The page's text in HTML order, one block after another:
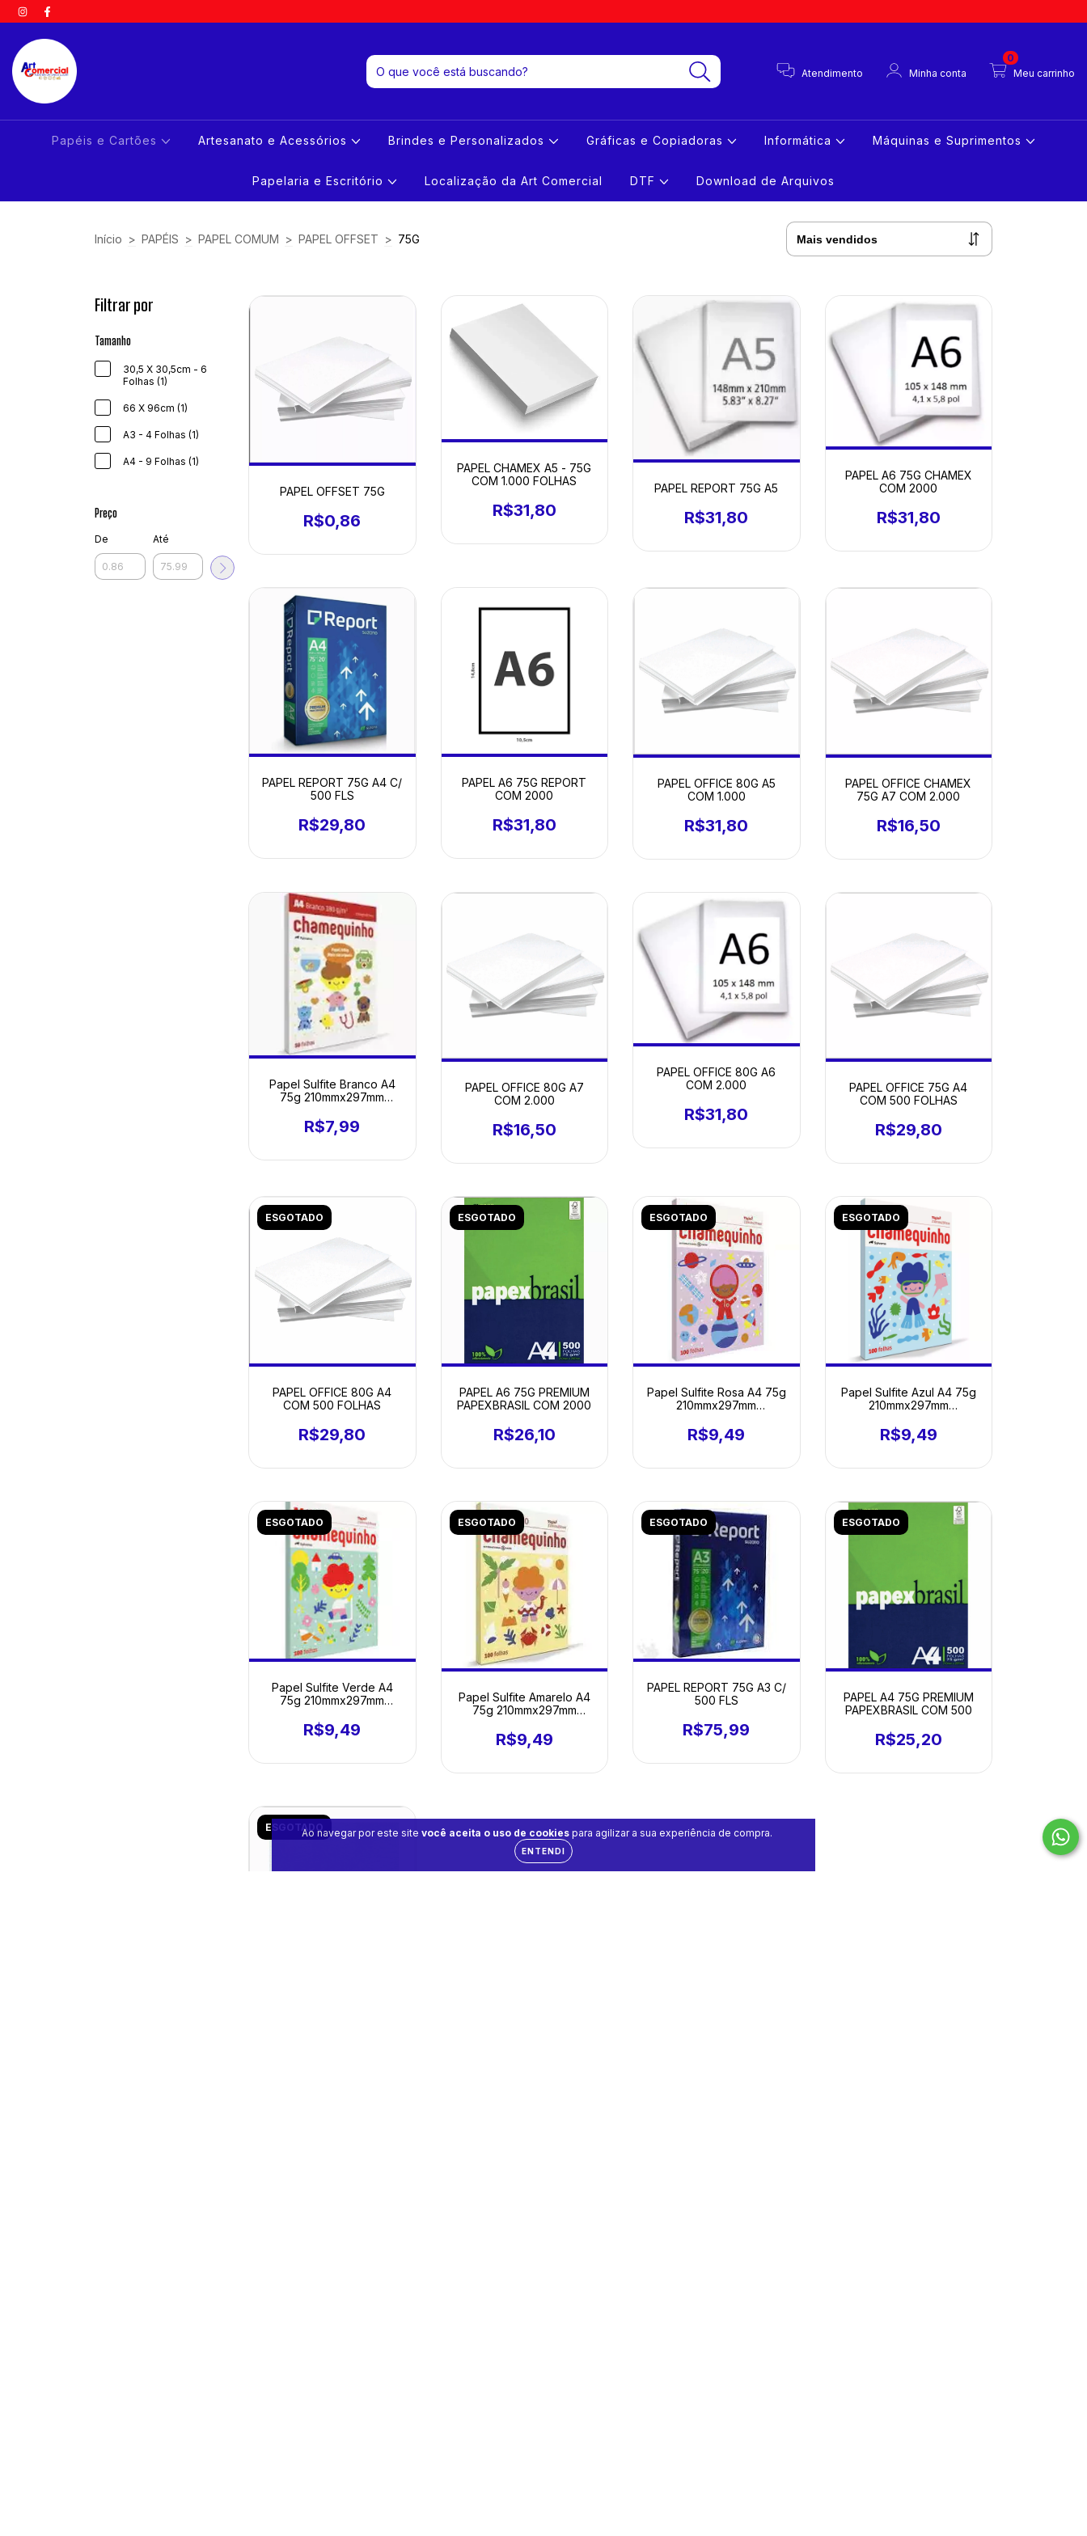
Atendimento Minha conta Meu carrinho
0
Papéis e Cartões Artesanato e Acessórios Brindes e Personalizados Gráficas e Copiadoras Informática Máquinas e Suprimentos
Papelaria e Escritório Localização da Art Comercial DTF Download de Arquivos
Ao navegar por este site você aceita o uso de cookies para agilizar a sua experiência de compra.
ENTENDI
Início > PAPÉIS > PAPEL COMUM > PAPEL OFFSET > 75G
Filtrar por
Tamanho
30,5 X 30,5cm - 6
Folhas (1)
66 X 96cm (1)
A3 - 4 Folhas (1)
A4 - 9 Folhas (1)
Preço
De Até
PAPEL OFFSET 75G
R$0,86
PAPEL CHAMEX A5 - 75G
COM 1.000 FOLHAS
R$31,80
PAPEL REPORT 75G A5
R$31,80
PAPEL A6 75G CHAMEX
COM 2000
R$31,80
PAPEL REPORT 75G A4 C/
500 FLS
R$29,80
PAPEL A6 75G REPORT
COM 2000
R$31,80
PAPEL OFFICE 80G A5
COM 1.000
R$31,80
PAPEL OFFICE CHAMEX
75G A7 COM 2.000
R$16,50
Papel Sulfite Branco A4
75g 210mmx297mm
R$7,99
PAPEL OFFICE 80G A7
COM 2.000
R$16,50
PAPEL OFFICE 80G A6
COM 2.000
R$31,80
PAPEL OFFICE 75G A4
COM 500 FOLHAS
R$29,80
ESGOTADO
PAPEL OFFICE 80G A4
COM 500 FOLHAS
R$29,80
ESGOTADO
PAPEL A6 75G PREMIUM
PAPEXBRASIL COM 2000
R$26,10
ESGOTADO
Papel Sulfite Rosa A4 75g
210mmx297mm
R$9,49
ESGOTADO
Papel Sulfite Azul A4 75g
210mmx297mm
R$9,49
ESGOTADO
Papel Sulfite Verde A4
75g 210mmx297mm
R$9,49
ESGOTADO
Papel Sulfite Amarelo A4
75g 210mmx297mm
R$9,49
ESGOTADO
PAPEL REPORT 75G A3 C/
500 FLS
R$75,99
ESGOTADO
PAPEL A4 75G PREMIUM
PAPEXBRASIL COM 500
R$25,20
ESGOTADO